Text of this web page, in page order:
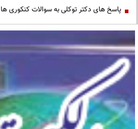
پاسخ های دکتر توکلی به سوالات کنکوری ها